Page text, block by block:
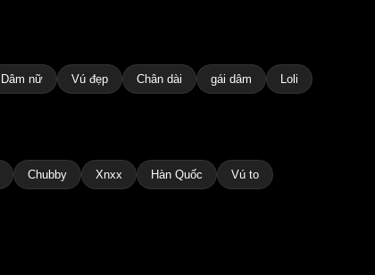
Dâm nữ Vú đẹp Chân dài gái dâm Loli
Chubby Xnxx Hàn Quốc Vú to